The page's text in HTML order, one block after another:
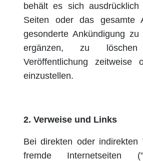
behält es sich
Seiten oder das gesamte
gesonderte Ankündigung
ergänzen, zu
Veröffentlichung zeitweise
einzustellen.
2. Verweise und Links
Bei direkten oder indirekten
fremde Internetseiten